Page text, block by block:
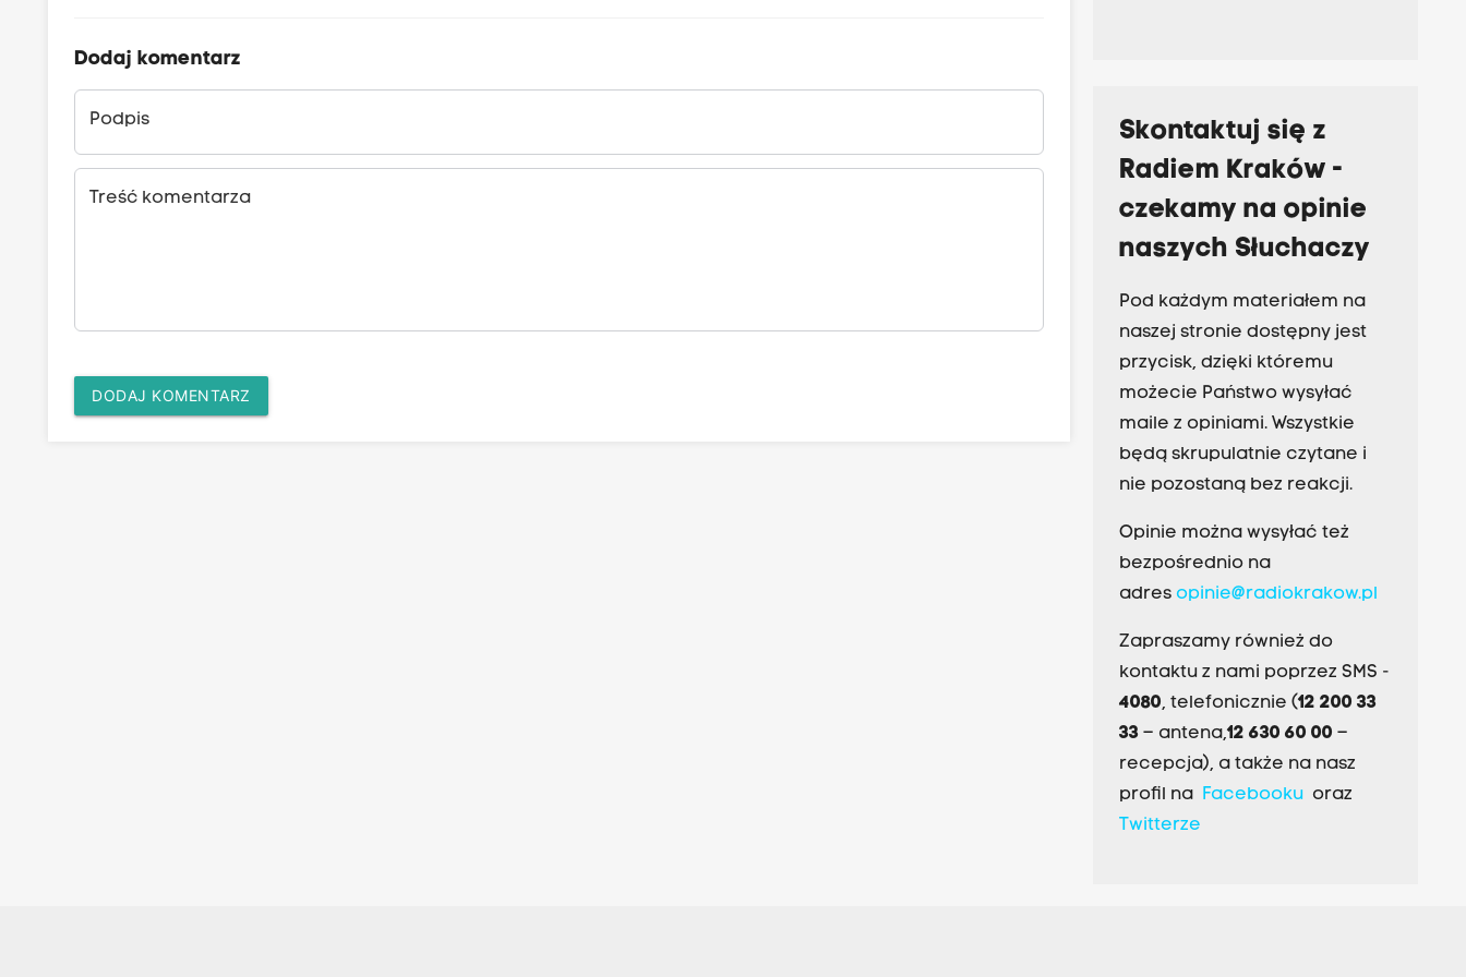
Dodaj komentarz
Podpis
Treść komentarza
DODAJ KOMENTARZ
Skontaktuj się z
Radiem Kraków -
czekamy na opinie
naszych Słuchaczy
Pod każdym materiałem na
naszej stronie dostępny jest
przycisk, dzięki któremu
możecie Państwo wysyłać
maile z opiniami. Wszystkie
będą skrupulatnie czytane i
nie pozostaną bez reakcji.
Opinie można wysyłać też
bezpośrednio na
adres opinie@radiokrakow.pl
Zapraszamy również do
kontaktu z nami poprzez SMS -
4080, telefonicznie (12 200 33
33– antena,12 630 60 00 –
recepcja), a także na nasz
profil na Facebookuoraz
Twitterze